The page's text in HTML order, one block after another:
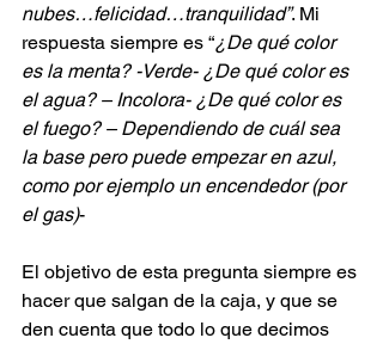
nubes…felicidad…tranquilidad”. Mi
respuesta siempre es “¿De qué color
es la menta? -Verde- ¿De qué color es
el agua? – Incolora- ¿De qué color es
el fuego? – Dependiendo de cuál sea
la base pero puede empezar en azul,
como por ejemplo un encendedor (por
el gas)-
El objetivo de esta pregunta siempre es
hacer que salgan de la caja, y que se
den cuenta que todo lo que decimos